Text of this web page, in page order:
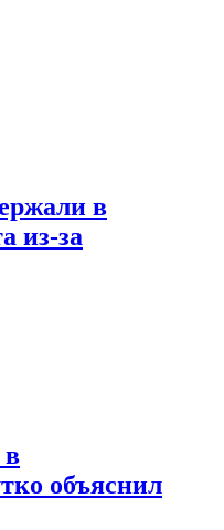
в
из-за
в
объяснил